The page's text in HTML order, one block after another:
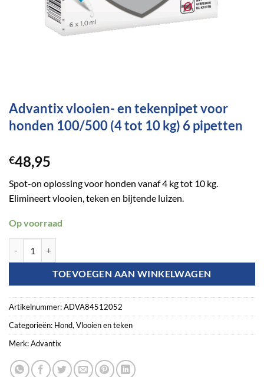
Advantix vlooien- en tekenpipet voor
honden 100/500 (4 tot 10 kg) 6 pipetten
€48,95
Spot-on oplossing voor honden vanaf 4 kg tot 10 kg.
Elimineert vlooien, teken en bijtende luizen.
Op voorraad
TOEVOEGEN AAN WINKELWAGEN
Artikelnummer:ADVA84512052
Categorieën: Hond,Vlooien en teken
Merk:Advantix